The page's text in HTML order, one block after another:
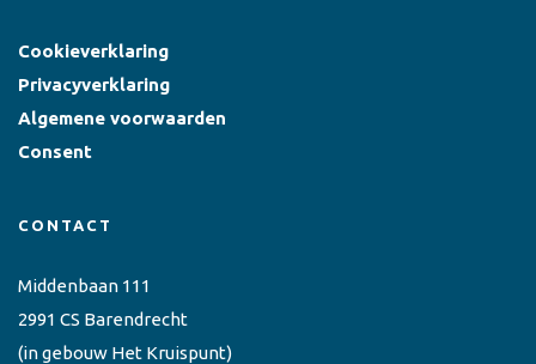
Cookieverklaring
Privacyverklaring
Algemene voorwaarden
Consent
CONTACT
Middenbaan 111
2991 CS Barendrecht
(in gebouw Het Kruispunt)